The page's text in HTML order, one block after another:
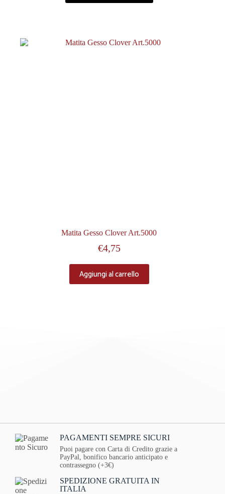
Matita Gesso Clover Art.5000
€4,75
Aggiungi al carrello
PAGAMENTI SEMPRE SICURI
Puoi pagare con Carta di Credito grazie a
PayPal, bonifico bancario anticipato e
contrassegno (+3€)
SPEDIZIONE GRATUITA IN
ITALIA